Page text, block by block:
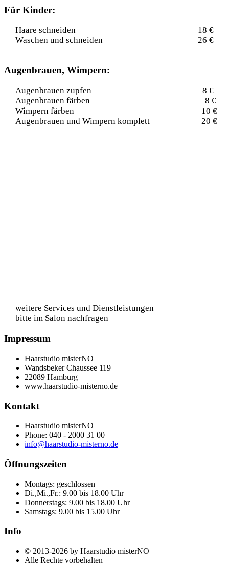
Für Kinder:
Haare schneiden
18 €
Waschen und schneiden
26 €
Augenbrauen, Wimpern:
Augenbrauen zupfen
8 €
Augenbrauen färben
8 €
Wimpern färben
10 €
Augenbrauen und Wimpern komplett
20 €
weitere Services und Dienstleistungen
bitte im Salon nachfragen
Impressum
Haarstudio misterNO
Wandsbeker Chaussee 119
22089 Hamburg
www.haarstudio-misterno.de
Kontakt
Haarstudio misterNO
Phone: 040 - 2000 31 00
info@haarstudio-misterno.de
Öffnungszeiten
Montags: geschlossen
Di.,Mi.,Fr.: 9.00 bis 18.00 Uhr
Donnerstags: 9.00 bis 18.00 Uhr
Samstags: 9.00 bis 15.00 Uhr
Info
© 2013-2026 by Haarstudio misterNO
Alle Rechte vorbehalten